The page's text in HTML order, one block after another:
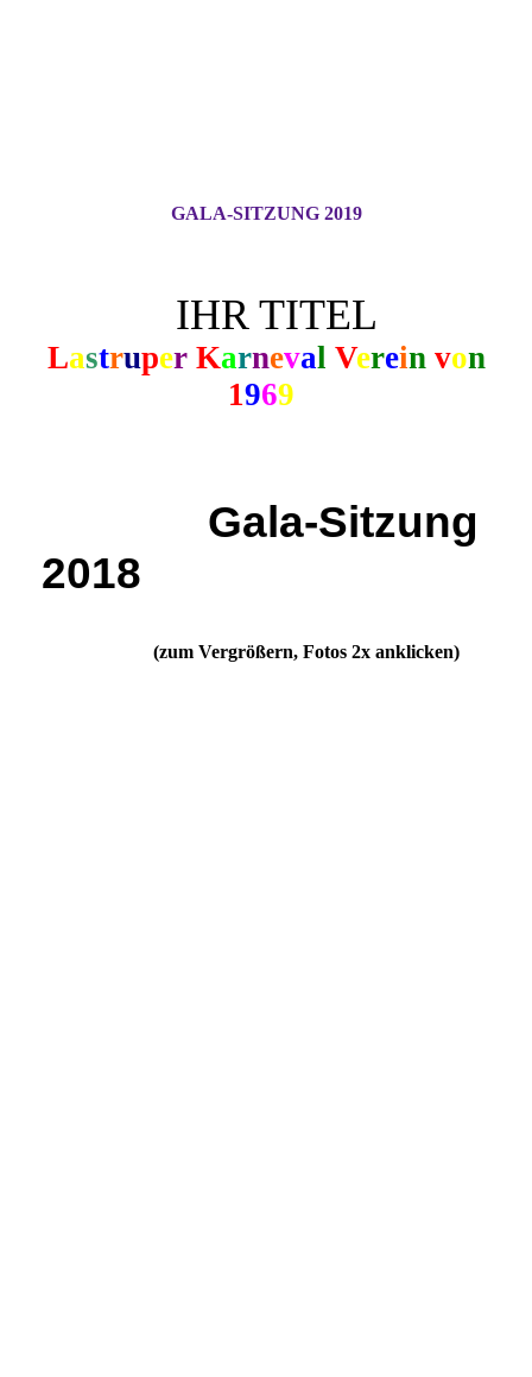
GALA-SITZUNG 2019
IHR TITEL
Lastruper Karneval Verein von
1969
Gala-Sitzung
2018
(zum Vergrößern, Fotos 2x anklicken)